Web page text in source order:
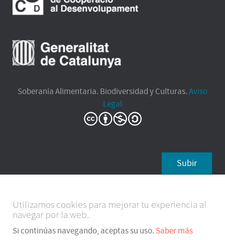
Soberanía Alimentaria. Biodiversidad y Culturas.Aviso
Legal
Subir
Utilizamos cookies para mejorar tu experiencia al
navegar por la web.
Si continúas navegando, aceptas su uso. Saber más